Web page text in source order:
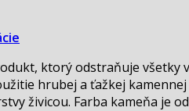
ktorý odstraňuje všetky
hrubej a ťažkej
živicou. Farba kameňa je